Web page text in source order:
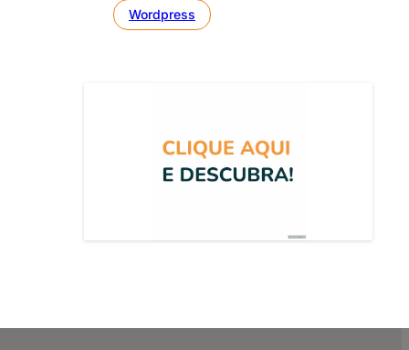
Wordpress